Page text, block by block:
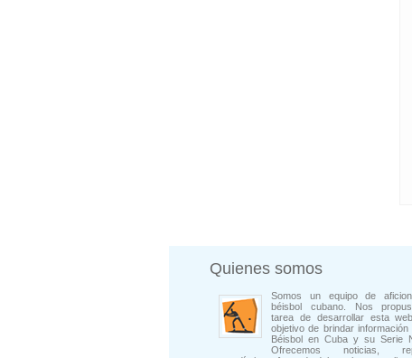
Quienes somos
Somos un equipo de
béisbol cubano. Nos
tarea de desarrollar esta
objetivo de brindar
Béisbol en Cuba y su Serie
Ofrecemos noticias,